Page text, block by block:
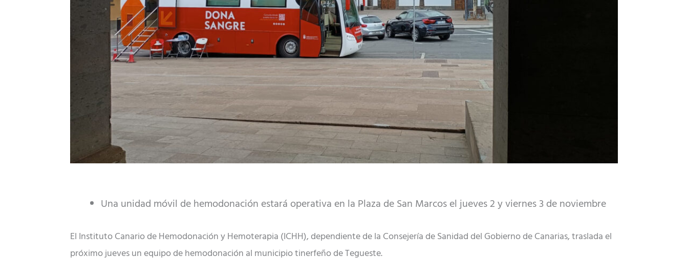
Una unidad móvil de hemodonación estará operativa en la Plaza de San Marcos el jueves 2 y viernes 3 de noviembre
El Instituto Canario de Hemodonación y Hemoterapia (ICHH), dependiente de la Consejería de Sanidad del Gobierno de Canarias, traslada el
próximo jueves un equipo de hemodonación al municipio tinerfeño de Tegueste.